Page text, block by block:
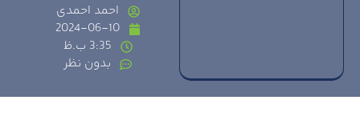
احمد احمدی
2024-06-10
3:35 ب.ظ
بدون نظر